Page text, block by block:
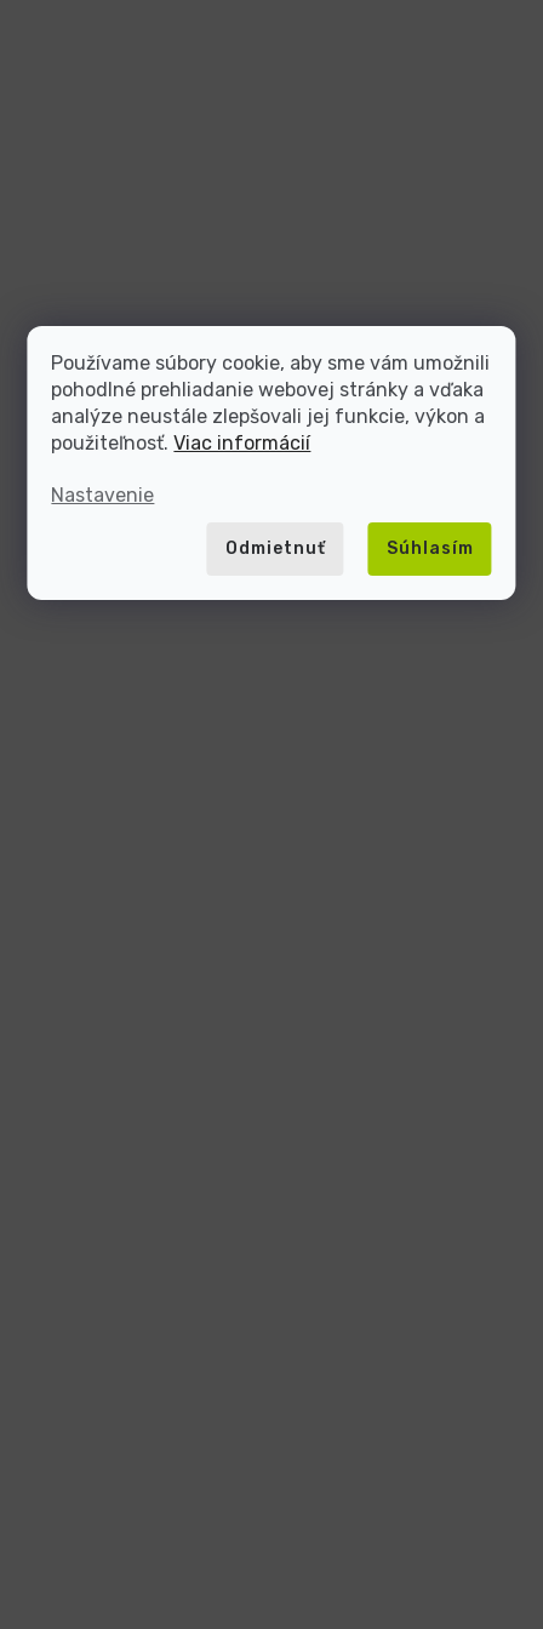
Používame súbory cookie, aby sme vám umožnili
pohodlné prehliadanie webovej stránky a vďaka
analýze neustále zlepšovali jej funkcie, výkon a
použiteľnosť.Viac informácií
Nastavenie
Odmietnuť Súhlasím